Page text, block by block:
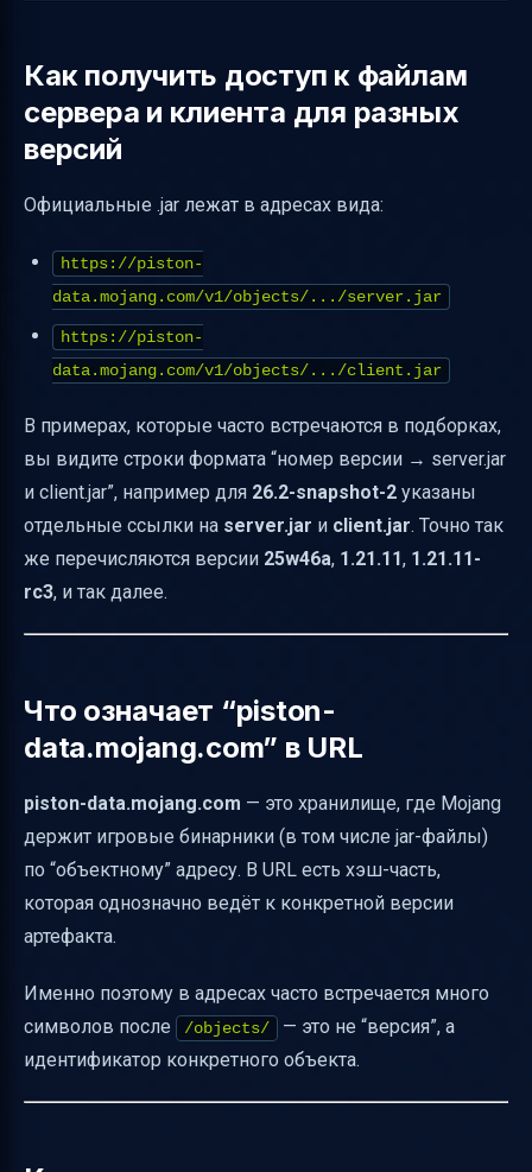
Как получить доступ к файлам
сервера и клиента для разных
версий
Официальные .jar лежат в адресах вида:
https://piston-
data.mojang.com/v1/objects/.../server.jar
https://piston-
data.mojang.com/v1/objects/.../client.jar
В примерах, которые часто встречаются в подборках,
вы видите строки формата “номер версии → server.jar
и client.jar”, например для 26.2-snapshot-2 указаны
отдельные ссылки на server.jar и client.jar. Точно так
же перечисляются версии 25w46a, 1.21.11, 1.21.11-
rc3, и так далее.
Что означает “piston-
data.mojang.com” в URL
piston-data.mojang.com — это хранилище, где Mojang
держит игровые бинарники (в том числе jar-файлы)
по “объектному” адресу. В URL есть хэш-часть,
которая однозначно ведёт к конкретной версии
артефакта.
Именно поэтому в адресах часто встречается много
символов после
/objects/
— это не “версия”, а
идентификатор конкретного объекта.